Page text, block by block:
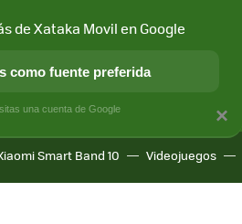
Y SOCIEDAD APLICACIONES
Smart Band 10 Videojuegos
×
de Xataka Movil en Google
como fuente preferida
una cuenta de Google